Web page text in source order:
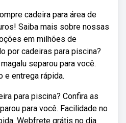
cadeira para área de
Saiba mais sobre nossas
em milhões de
por cadeiras para piscina?
separou para você.
e entrega rápida.
para piscina? Confira as
para você. Facilidade no
Webfrete grátis no dia